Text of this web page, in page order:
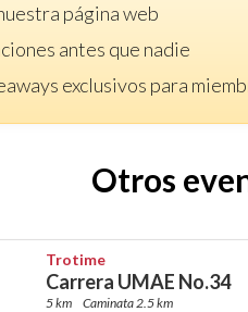
página web
antes que nadie
exclusivos para
Otros
Trotime
Carrera UMAE No.34
5 km Caminata 2.5 km